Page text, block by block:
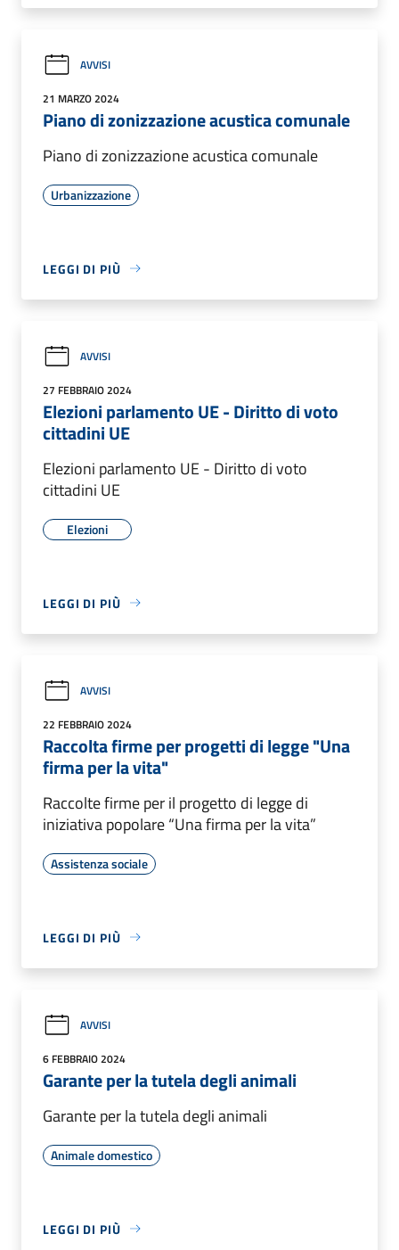
AVVISI
21 MARZO 2024
Piano di zonizzazione acustica comunale
Piano di zonizzazione acustica comunale
Urbanizzazione
LEGGI DI PIÙ
AVVISI
27 FEBBRAIO 2024
Elezioni parlamento UE - Diritto di voto
cittadini UE
Elezioni parlamento UE - Diritto di voto
cittadini UE
Elezioni
LEGGI DI PIÙ
AVVISI
22 FEBBRAIO 2024
Raccolta firme per progetti di legge "Una
firma per la vita"
Raccolte firme per il progetto di legge di
iniziativa popolare “Una firma per la vita”
Assistenza sociale
LEGGI DI PIÙ
AVVISI
6 FEBBRAIO 2024
Garante per la tutela degli animali
Garante per la tutela degli animali
Animale domestico
LEGGI DI PIÙ